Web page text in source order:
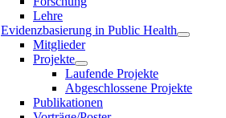
Lehre
Evidenzbasierung in Public Health
Mitglieder
Projekte
Laufende Projekte
Abgeschlossene Projekte
Publikationen